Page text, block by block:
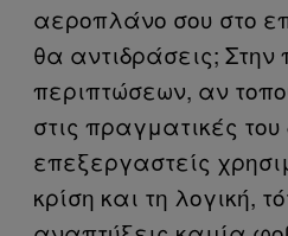
αεροπλάνο σου στο
θα αντιδράσεις; Στην
περιπτώσεων, αν
στις πραγματικές
επεξεργαστείς
κρίση και τη λογική,